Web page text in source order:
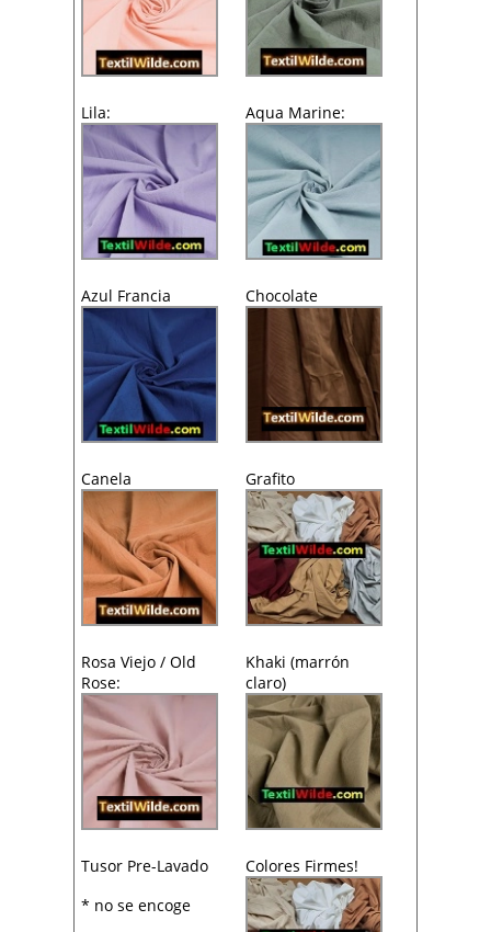
Lila: Aqua Marine:
Azul Francia Chocolate
Canela Grafito
Rosa Viejo / Old
Rose:
Khaki (marrón
claro)
Tusor Pre-Lavado
Colores Firmes!
* no se encoge